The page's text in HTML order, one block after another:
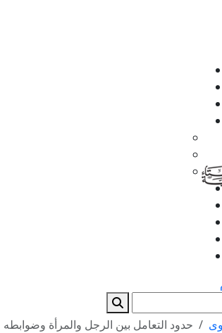
حدود التعامل بين الرجل والمرأة وضوابطه